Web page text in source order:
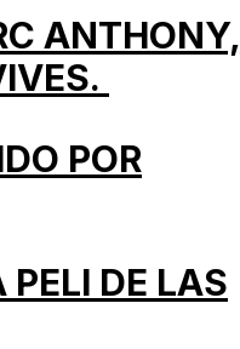
ANTHONY,
POR
PELI DE LAS